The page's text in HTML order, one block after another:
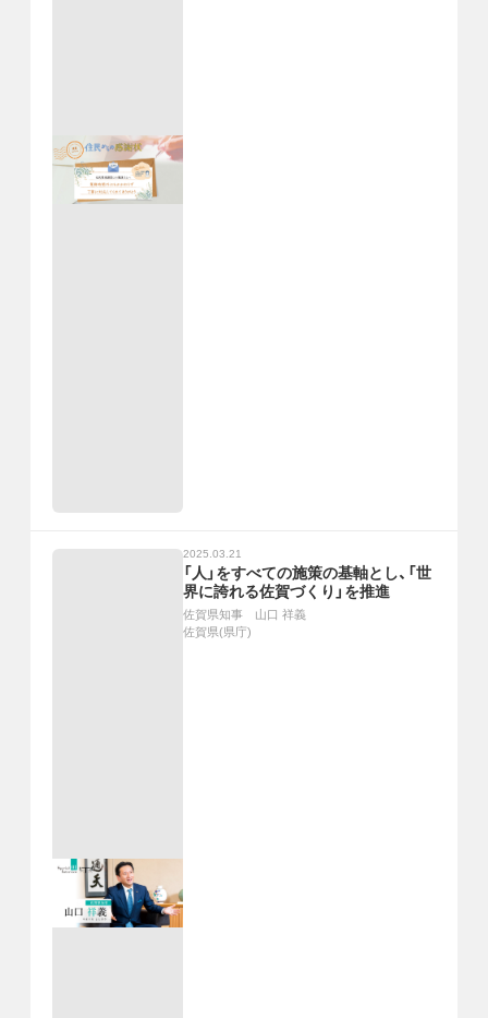
2025.03.21
「人」をすべての施策の基軸とし、「世
界に誇れる佐賀づくり」を推進
佐賀県知事 山口 祥義
佐賀県(県庁)